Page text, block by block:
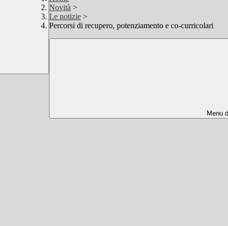
Novità >
Le notizie >
Percorsi di recupero, potenziamento e co-curricolari
Menu